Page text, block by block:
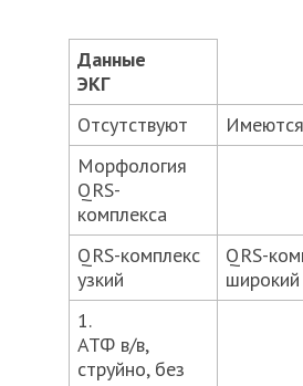
Данные
ЭКГ
Отсутствуют
Имеются
Морфология
QRS-
комплекса
QRS-комплекс
узкий
QRS-
широкий
1.
АТФ в/в,
струйно, без